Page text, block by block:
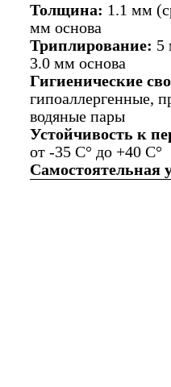
Толщина: 1.1 мм
мм основа
Триплирование: 5
3.0 мм основа
Гигиенические
гипоаллергенные,
водяные пары
Устойчивость к
от -35 C° до +40 C°
Самостоятельная